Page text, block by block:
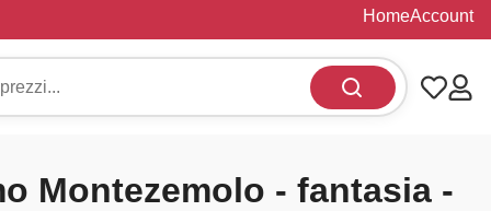
HomeAccount
Montezemolo - fantasia -